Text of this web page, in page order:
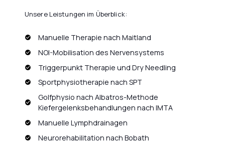
Unsere Leistungen im Überblick:
Manuelle Therapie nach Maitland
NOI-Mobilisation des Nervensystems
Triggerpunkt Therapie und Dry Needling
Sportphysiotherapie nach SPT
Golfphysio nach Albatros-Methode
Kiefergelenksbehandlungen nach IMTA
Manuelle Lymphdrainagen
Neurorehabilitation nach Bobath